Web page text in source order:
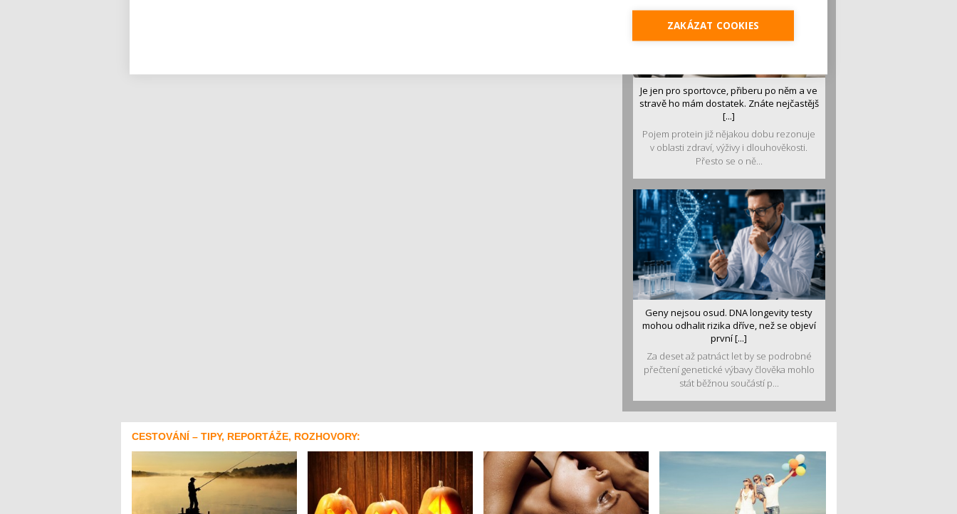
Je jen pro sportovce, přiberu po něm a ve
stravě ho mám dostatek. Znáte nejčastějš
[...]
Pojem protein již nějakou dobu rezonuje
v oblasti zdraví, výživy i dlouhověkosti.
Přesto se o ně...
Geny nejsou osud. DNA longevity testy
mohou odhalit rizika dříve, než se objeví
první [...]
Za deset až patnáct let by se podrobné
přečtení genetické výbavy člověka mohlo
stát běžnou součástí p...
CESTOVÁNÍ – TIPY, REPORTÁŽE, ROZHOVORY:
ZAKÁZAT COOKIES